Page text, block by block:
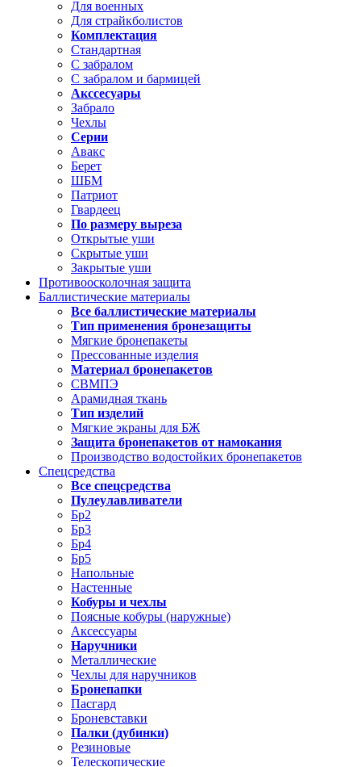
Для военных
Для страйкболистов
Комплектация
Стандартная
С забралом
С забралом и бармицей
Акссесуары
Забрало
Чехлы
Серии
Авакс
Берет
ШБМ
Патриот
Гвардеец
По размеру выреза
Открытые уши
Скрытые уши
Закрытые уши
Противоосколочная защита
Баллистические материалы
Все баллистические материалы
Тип применения бронезащиты
Мягкие бронепакеты
Прессованные изделия
Материал бронепакетов
СВМПЭ
Арамидная ткань
Тип изделий
Мягкие экраны для БЖ
Защита бронепакетов от намокания
Производство водостойких бронепакетов
Спецсредства
Все спецсредства
Пулеулавливатели
Бр2
Бр3
Бр4
Бр5
Напольные
Настенные
Кобуры и чехлы
Поясные кобуры (наружные)
Аксессуары
Наручники
Металлические
Чехлы для наручников
Бронепапки
Пасгард
Броневставки
Палки (дубинки)
Резиновые
Телескопические